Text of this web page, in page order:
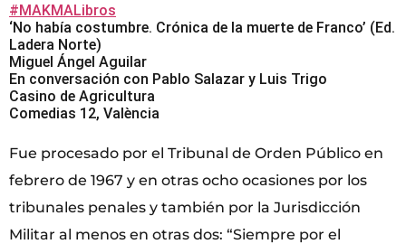
#MAKMALibros
‘No había costumbre. Crónica de la muerte de Franco’ (Ed.
Ladera Norte)
Miguel Ángel Aguilar
En conversación con Pablo Salazar y Luis Trigo
Casino de Agricultura
Comedias 12, València
Fue procesado por el Tribunal de Orden Público en
febrero de 1967 y en otras ocho ocasiones por los
tribunales penales y también por la Jurisdicción
Militar al menos en otras dos: “Siempre por el